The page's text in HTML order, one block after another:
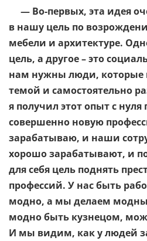
— Во-первых, эта идея
в нашу цель по
мебели и архитектуре.
цель, а другое – это
нам нужны люди, которые
темой и самостоятельно
я получил этот опыт с нуля
совершенно новую
зарабатываю, и наши
хорошо зарабатывают, и
для себя цель поднять
профессий. У нас быть
модно, а мы делаем
модно быть кузнецом,
И мы видим, как у людей